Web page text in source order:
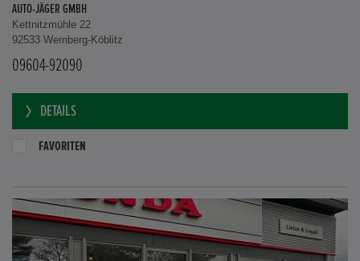
AUTO-JÄGER GMBH
Kettnitzmühle 22
92533 Wernberg-Köblitz
09604-92090
DETAILS
FAVORITEN